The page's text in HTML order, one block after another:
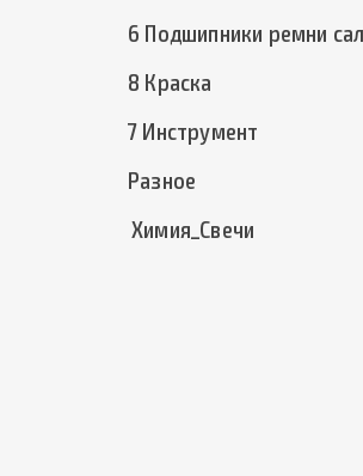
6 Подшипники ремни
8 Краска
7 Инструмент
Разное
Химия_Свечи